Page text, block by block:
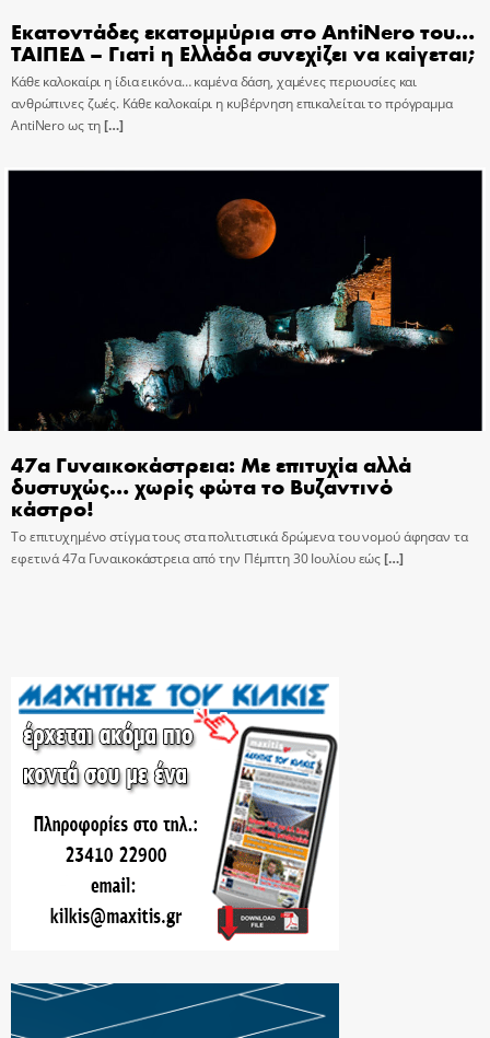
Εκατοντάδες εκατομμύρια στο AntiNero του…
ΤΑΙΠΕΔ – Γιατί η Ελλάδα συνεχίζει να καίγεται;
Κάθε καλοκαίρι η ίδια εικόνα… καμένα δάση, χαμένες περιουσίες και
ανθρώπινες ζωές. Κάθε καλοκαίρι η κυβέρνηση επικαλείται το πρόγραμμα
AntiNero ως τη[…]
47α Γυναικοκάστρεια: Με επιτυχία αλλά
δυστυχώς… χωρίς φώτα το Βυζαντινό
κάστρο!
Το επιτυχημένο στίγμα τους στα πολιτιστικά δρώμενα του νομού άφησαν τα
εφετινά 47α Γυναικοκάστρεια από την Πέμπτη 30 Ιουλίου εώς[…]